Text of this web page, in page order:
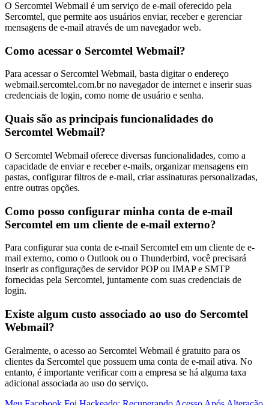
O Sercomtel Webmail é um serviço de e-mail oferecido pela
Sercomtel, que permite aos usuários enviar, receber e gerenciar
mensagens de e-mail através de um navegador web.
Como acessar o Sercomtel Webmail?
Para acessar o Sercomtel Webmail, basta digitar o endereço
webmail.sercomtel.com.br no navegador de internet e inserir suas
credenciais de login, como nome de usuário e senha.
Quais são as principais funcionalidades do
Sercomtel Webmail?
O Sercomtel Webmail oferece diversas funcionalidades, como a
capacidade de enviar e receber e-mails, organizar mensagens em
pastas, configurar filtros de e-mail, criar assinaturas personalizadas,
entre outras opções.
Como posso configurar minha conta de e-mail
Sercomtel em um cliente de e-mail externo?
Para configurar sua conta de e-mail Sercomtel em um cliente de e-
mail externo, como o Outlook ou o Thunderbird, você precisará
inserir as configurações de servidor POP ou IMAP e SMTP
fornecidas pela Sercomtel, juntamente com suas credenciais de
login.
Existe algum custo associado ao uso do Sercomtel
Webmail?
Geralmente, o acesso ao Sercomtel Webmail é gratuito para os
clientes da Sercomtel que possuem uma conta de e-mail ativa. No
entanto, é importante verificar com a empresa se há alguma taxa
adicional associada ao uso do serviço.